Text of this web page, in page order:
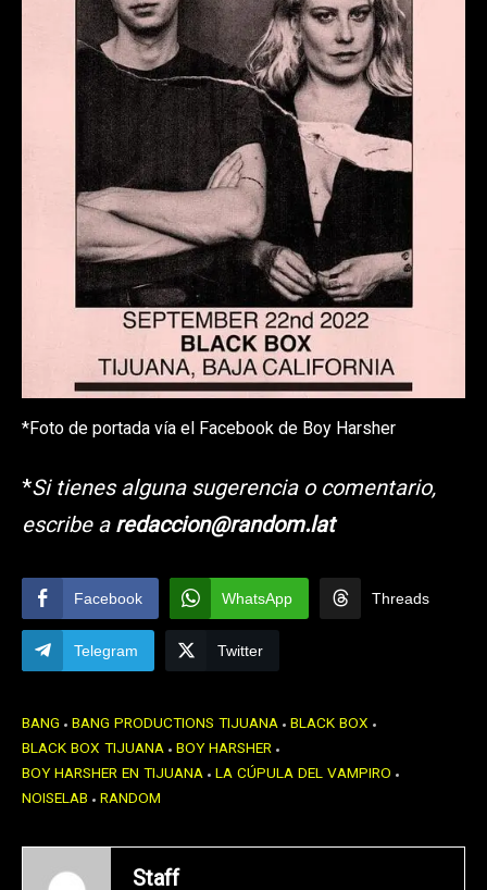
*Foto de portada vía el Facebook de Boy Harsher
*Si tienes alguna sugerencia o comentario,
escribe aredaccion@random.lat
Facebook WhatsApp Threads
Telegram Twitter
BANG BANG PRODUCTIONS TIJUANA BLACK BOX
BLACK BOX TIJUANA BOY HARSHER
BOY HARSHER EN TIJUANA LA CÚPULA DEL VAMPIRO
NOISELAB RANDOM
Staff